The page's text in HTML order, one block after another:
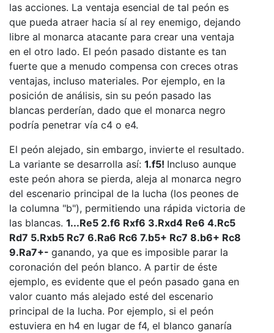
las acciones. La ventaja esencial de tal peón es
que pueda atraer hacia sí al rey enemigo, dejando
libre al monarca atacante para crear una ventaja
en el otro lado. El peón pasado distante es tan
fuerte que a menudo compensa con creces otras
ventajas, incluso materiales. Por ejemplo, en la
posición de análisis, sin su peón pasado las
blancas perderían, dado que el monarca negro
podría penetrar vía c4 o e4.
El peón alejado, sin embargo, invierte el resultado.
La variante se desarrolla así: 1.f5! Incluso aunque
este peón ahora se pierda, aleja al monarca negro
del escenario principal de la lucha (los peones de
la columna "b"), permitiendo una rápida victoria de
las blancas. 1...Re5 2.f6 Rxf6 3.Rxd4 Re6 4.Rc5
Rd7 5.Rxb5 Rc7 6.Ra6 Rc6 7.b5+ Rc7 8.b6+ Rc8
9.Ra7+- ganando, ya que es imposible parar la
coronación del peón blanco. A partir de éste
ejemplo, es evidente que el peón pasado gana en
valor cuanto más alejado esté del escenario
principal de la lucha. Por ejemplo, si el peón
estuviera en h4 en lugar de f4, el blanco ganaría